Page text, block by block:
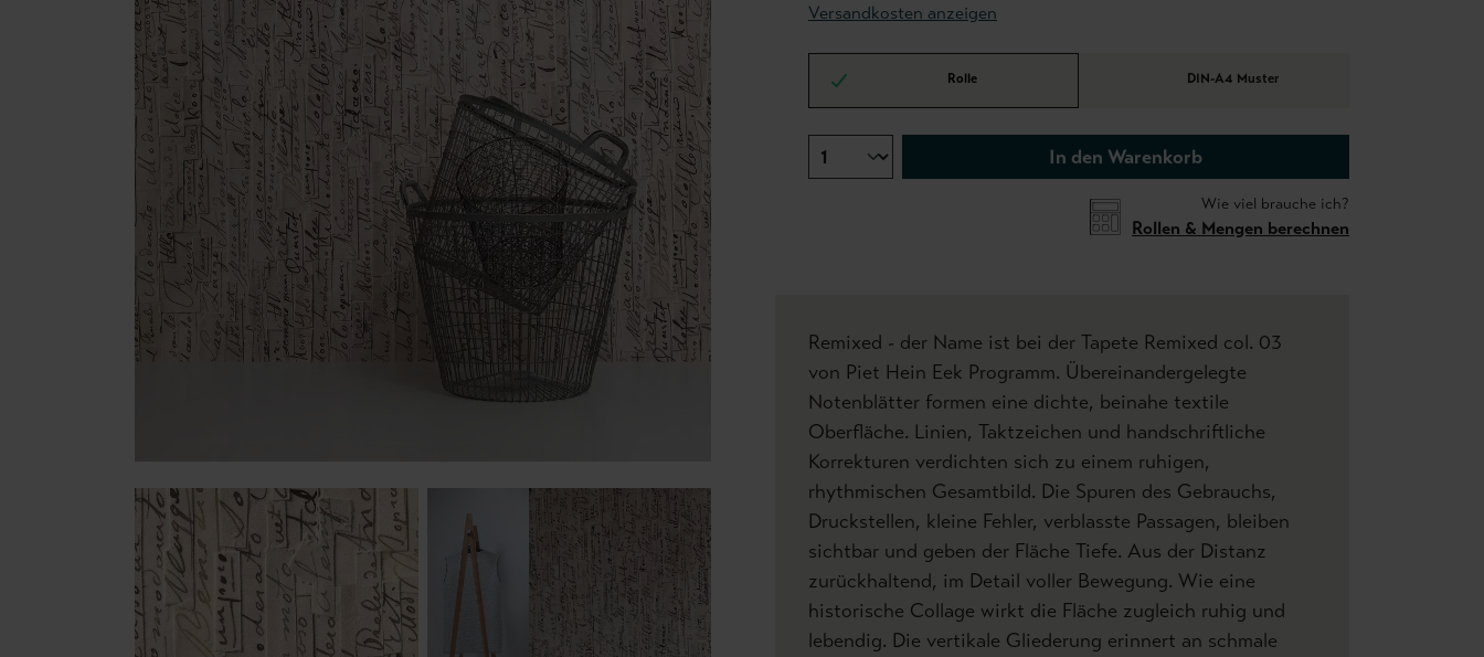
Versandkosten anzeigen
Rolle DIN-A4 Muster
In den Warenkorb
Wie viel brauche ich?
Rollen & Mengen berechnen
Remixed - der Name ist bei der Tapete Remixed col. 03
von Piet Hein Eek Programm. Übereinandergelegte
Notenblätter formen eine dichte, beinahe textile
Oberfläche. Linien, Taktzeichen und handschriftliche
Korrekturen verdichten sich zu einem ruhigen,
rhythmischen Gesamtbild. Die Spuren des Gebrauchs,
Druckstellen, kleine Fehler, verblasste Passagen, bleiben
sichtbar und geben der Fläche Tiefe. Aus der Distanz
zurückhaltend, im Detail voller Bewegung. Wie eine
historische Collage wirkt die Fläche zugleich ruhig und
lebendig. Die vertikale Gliederung erinnert an schmale